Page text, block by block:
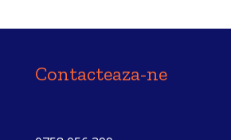
Contacteaza-ne